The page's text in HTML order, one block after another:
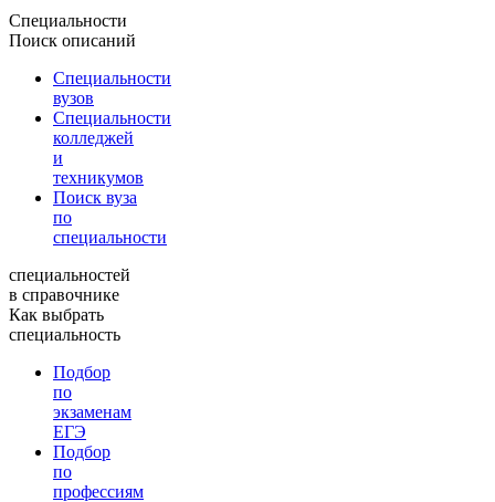
Специальности
Поиск описаний
Специальности
вузов
Специальности
колледжей
и
техникумов
Поиск вуза
по
специальности
специальностей
в справочнике
Как выбрать
специальность
Подбор
по
экзаменам
ЕГЭ
Подбор
по
профессиям